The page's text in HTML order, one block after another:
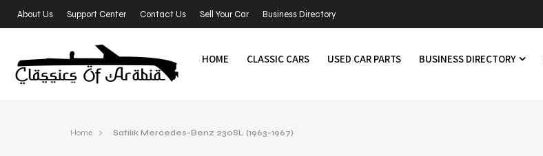
About Us Support Center Contact Us Sell Your Car Business Directory
HOME CLASSIC CARS USED CAR PARTS BUSINESS DIRECTORY
Home Satılık Mercedes-Benz 230SL (1963-1967)